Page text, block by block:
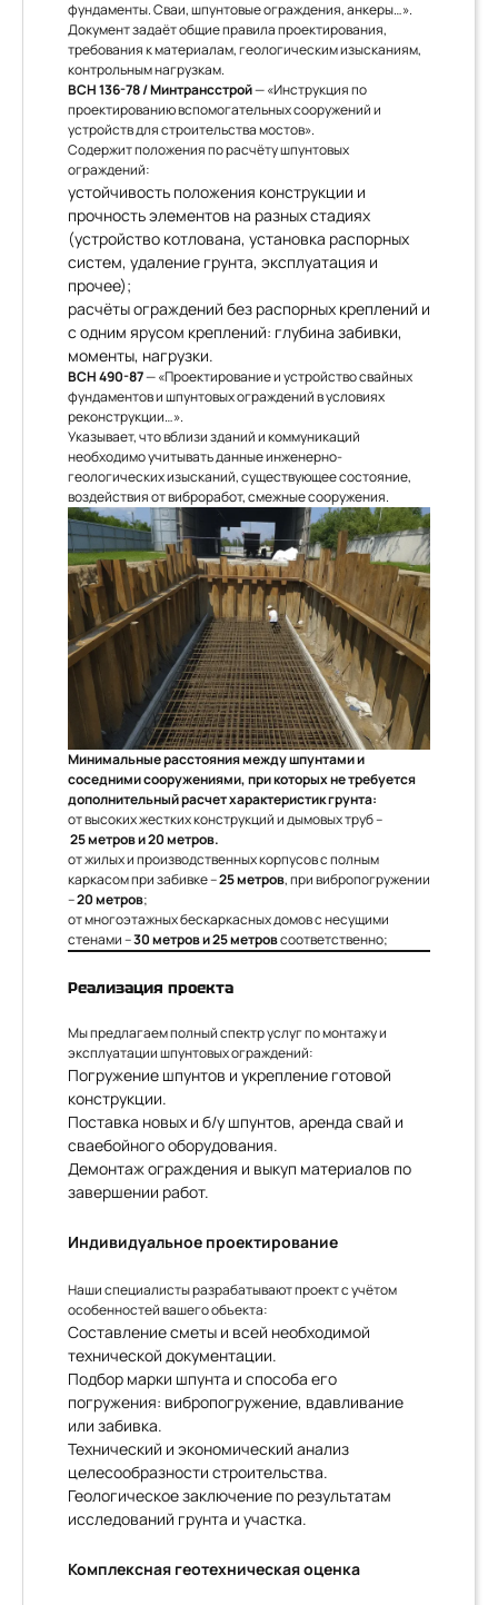
фундаменты. Сваи, шпунтовые ограждения, анкеры…».
Документ задаёт общие правила проектирования,
требования к материалам, геологическим изысканиям,
контрольным нагрузкам.
ВСН 136-78 / Минтрансстрой— «Инструкция по
проектированию вспомогательных сооружений и
устройств для строительства мостов».
Содержит положения по расчёту шпунтовых
ограждений:
устойчивость положения конструкции и
прочность элементов на разных стадиях
(устройство котлована, установка распорных
систем, удаление грунта, эксплуатация и
прочее);
расчёты ограждений без распорных креплений и
с одним ярусом креплений: глубина забивки,
моменты, нагрузки.
ВСН 490-87— «Проектирование и устройство свайных
фундаментов и шпунтовых ограждений в условиях
реконструкции…».
Указывает, что вблизи зданий и коммуникаций
необходимо учитывать данные инженерно-
геологических изысканий, существующее состояние,
воздействия от виброработ, смежные сооружения.
Минимальные расстояния между шпунтами и
соседними сооружениями, при которых не требуется
дополнительный расчет характеристик грунта:
от высоких жестких конструкций и дымовых труб –
25 метров и 20 метров.
от жилых и производственных корпусов с полным
каркасом при забивке –25 метров, при вибропогружении
–20 метров;
от многоэтажных бескаркасных домов с несущими
стенами –30 метров и 25 метровсоответственно;
Реализация проекта
Мы предлагаем полный спектр услуг по монтажу и
эксплуатации шпунтовых ограждений:
Погружение шпунтов и укрепление готовой
конструкции.
Поставка новых и б/у шпунтов, аренда свай и
сваебойного оборудования.
Демонтаж ограждения и выкуп материалов по
завершении работ.
Индивидуальное проектирование
Наши специалисты разрабатывают проект с учётом
особенностей вашего объекта:
Составление сметы и всей необходимой
технической документации.
Подбор марки шпунта и способа его
погружения: вибропогружение, вдавливание
или забивка.
Технический и экономический анализ
целесообразности строительства.
Геологическое заключение по результатам
исследований грунта и участка.
Комплексная геотехническая оценка